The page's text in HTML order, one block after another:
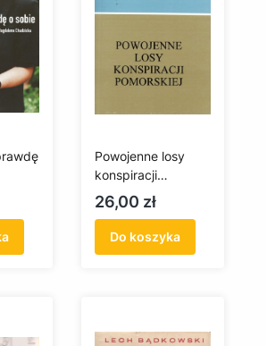
Powojenne losy
konspiracji
pomorskiej
Cena
26,00 zł
Do koszyka